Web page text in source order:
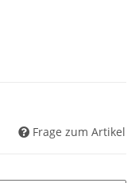
Frage zum Artikel